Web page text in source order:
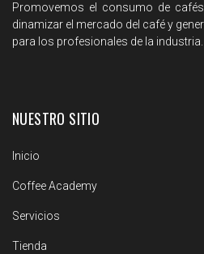
Promovemos el consumo de
dinamizar el mercado del café y
para los profesionales de la industria.
NUESTRO SITIO
Inicio
Coffee Academy
Servicios
Tienda